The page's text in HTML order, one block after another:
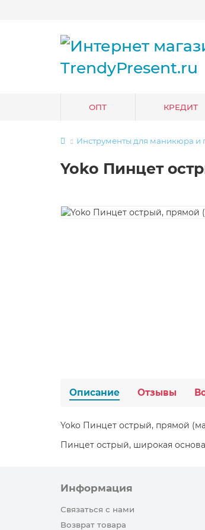
ОПТ КРЕДИТ
Инструменты для маникюра и
Yoko Пинцет
Описание Отзывы
Yoko Пинцет острый, прямой
Пинцет острый, широкая
Информация
Связаться с нами
Возврат товара